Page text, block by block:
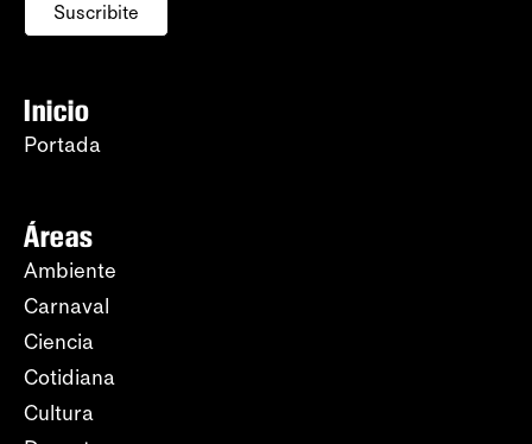
Suscribite
Inicio
Portada
Áreas
Ambiente
Carnaval
Ciencia
Cotidiana
Cultura